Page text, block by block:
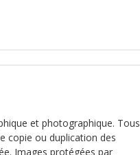
et photographique. Tous
copie ou duplication des
Images protégées par